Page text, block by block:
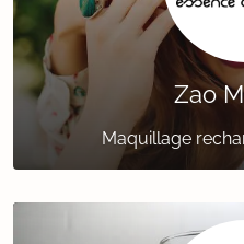
Zao
Maquillage